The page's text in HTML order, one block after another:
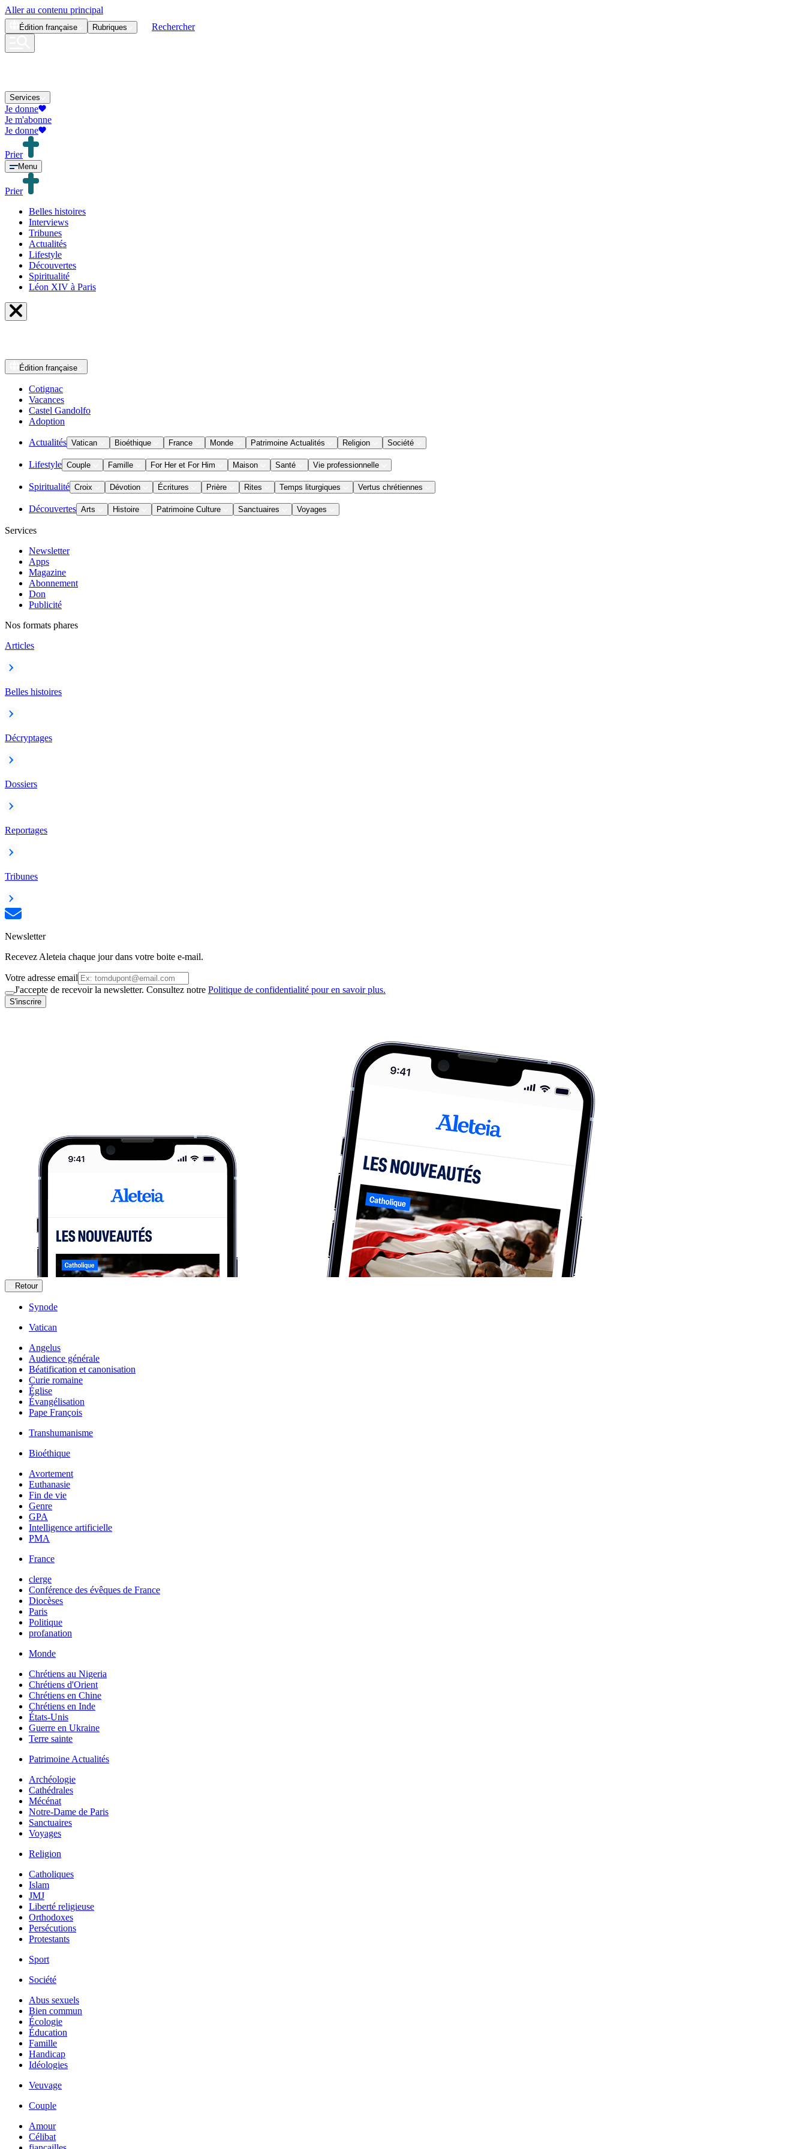
Aller au contenu principal
Édition française Rubriques Rechercher
Services
Je donne
Je m'abonne
Je donne
Prier
Menu
Prier
Belles histoires
Interviews
Tribunes
Actualités
Lifestyle
Découvertes
Spiritualité
Léon XIV à Paris
Édition française
Cotignac
Vacances
Castel Gandolfo
Adoption
Actualités Vatican Bioéthique France Monde Patrimoine Actualités Religion Société
Lifestyle Couple Famille For Her et For Him Maison Santé Vie professionnelle
Spiritualité Croix Dévotion Écritures Prière Rites Temps liturgiques Vertus chrétiennes
Découvertes Arts Histoire Patrimoine Culture Sanctuaires Voyages
Services
Newsletter
Apps
Magazine
Abonnement
Don
Publicité
Nos formats phares
Articles
Belles histoires
Décryptages
Dossiers
Reportages
Tribunes
Newsletter
Recevez Aleteia chaque jour dans votre boite e-mail.
Votre adresse email
J'accepte de recevoir la newsletter. Consultez notre Politique de confidentialité pour en savoir plus.
S'inscrire
Retour
Synode
Vatican
Angelus
Audience générale
Béatification et canonisation
Curie romaine
Église
Évangélisation
Pape François
Transhumanisme
Bioéthique
Avortement
Euthanasie
Fin de vie
Genre
GPA
Intelligence artificielle
PMA
France
clerge
Conférence des évêques de France
Diocèses
Paris
Politique
profanation
Monde
Chrétiens au Nigeria
Chrétiens d'Orient
Chrétiens en Chine
Chrétiens en Inde
États-Unis
Guerre en Ukraine
Terre sainte
Patrimoine Actualités
Archéologie
Cathédrales
Mécénat
Notre-Dame de Paris
Sanctuaires
Voyages
Religion
Catholiques
Islam
JMJ
Liberté religieuse
Orthodoxes
Persécutions
Protestants
Sport
Société
Abus sexuels
Bien commun
Écologie
Éducation
Famille
Handicap
Idéologies
Veuvage
Couple
Amour
Célibat